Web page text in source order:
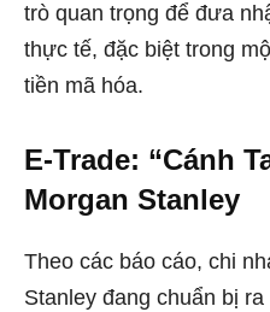
trò quan trọng để đưa
thực tế, đặc biệt trong
tiền mã hóa.
E-Trade: “Cánh
Morgan Stanley
Theo các báo cáo, chi
Stanley đang chuẩn bị